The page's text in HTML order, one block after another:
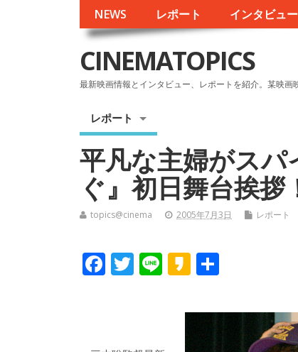
NEWS レポート インタビュー
CINEMATOPICS
最新映画情報とインタビュー、レポートを紹介。某映
レポート
平凡な主婦がス
ぐ』初日舞台挨拶
topics@cinema 2005年7月3日 レポート
F T Li K
k